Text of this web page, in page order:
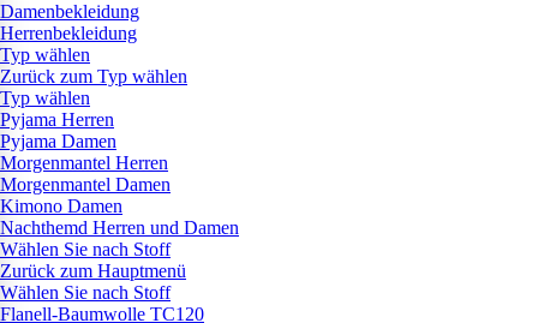
Damenbekleidung
Herrenbekleidung
Typ wählen
Zurück zum Typ wählen
Typ wählen
Pyjama Herren
Pyjama Damen
Morgenmantel Herren
Morgenmantel Damen
Kimono Damen
Nachthemd Herren und Damen
Wählen Sie nach Stoff
Zurück zum Hauptmenü
Wählen Sie nach Stoff
Flanell-Baumwolle TC120